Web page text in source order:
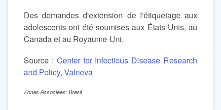
Des demandes d'extension de l'étiquetage aux
adolescents ont été soumises aux États-Unis, au
Canada et au Royaume-Uni.
Source : Center for Infectious Disease Research
and Policy, Valneva
Zones Associées: Brésil